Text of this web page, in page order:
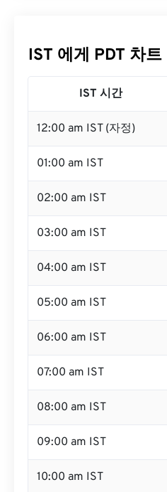
IST 에게 PDT 차트
IST 시간
12:00 am IST (자정)
01:00 am IST
02:00 am IST
03:00 am IST
04:00 am IST
05:00 am IST
06:00 am IST
07:00 am IST
08:00 am IST
09:00 am IST
10:00 am IST